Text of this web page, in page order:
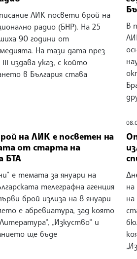
ЛИК посвети брой на
радио (БНР). На 25
90 години от
На тази дата през
издава указ, с който
в България става
В
на ЛИК е посветен на
от старта на
БТА
е темата за януари на
телеграфна агенция
брой излиза на 8 януари
е абревиатура, зад която
„Изкуство“ и
ще бъде
на